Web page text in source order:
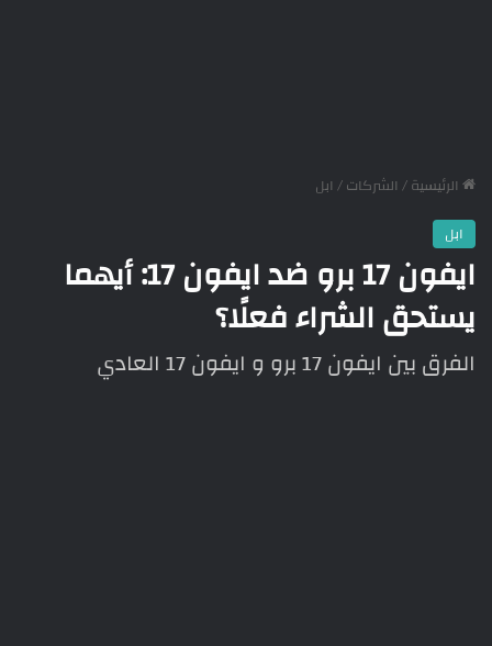
الرئيسية/ الشركات/ ابل
ابل
ايفون 17 برو ضد ايفون 17: أيهما
يستحق الشراء فعلًا؟
الفرق بين ايفون 17 برو و ايفون 17 العادي